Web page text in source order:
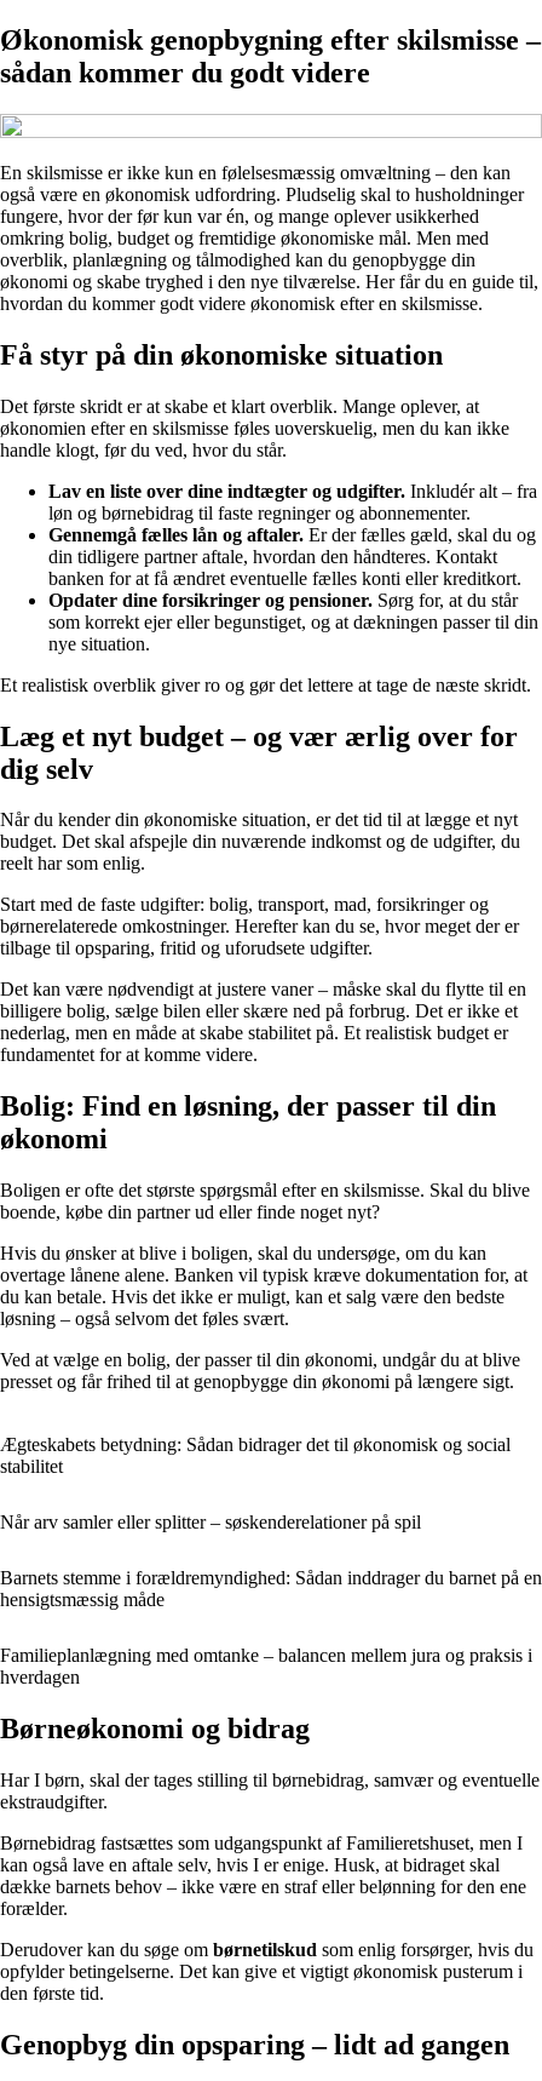
Økonomisk genopbygning efter skilsmisse –
sådan kommer du godt videre
En skilsmisse er ikke kun en følelsesmæssig omvæltning – den kan
også være en økonomisk udfordring. Pludselig skal to husholdninger
fungere, hvor der før kun var én, og mange oplever usikkerhed
omkring bolig, budget og fremtidige økonomiske mål. Men med
overblik, planlægning og tålmodighed kan du genopbygge din
økonomi og skabe tryghed i den nye tilværelse. Her får du en guide til,
hvordan du kommer godt videre økonomisk efter en skilsmisse.
Få styr på din økonomiske situation
Det første skridt er at skabe et klart overblik. Mange oplever, at
økonomien efter en skilsmisse føles uoverskuelig, men du kan ikke
handle klogt, før du ved, hvor du står.
Lav en liste over dine indtægter og udgifter. Inkludér alt – fra
løn og børnebidrag til faste regninger og abonnementer.
Gennemgå fælles lån og aftaler. Er der fælles gæld, skal du og
din tidligere partner aftale, hvordan den håndteres. Kontakt
banken for at få ændret eventuelle fælles konti eller kreditkort.
Opdater dine forsikringer og pensioner. Sørg for, at du står
som korrekt ejer eller begunstiget, og at dækningen passer til din
nye situation.
Et realistisk overblik giver ro og gør det lettere at tage de næste skridt.
Læg et nyt budget – og vær ærlig over for
dig selv
Når du kender din økonomiske situation, er det tid til at lægge et nyt
budget. Det skal afspejle din nuværende indkomst og de udgifter, du
reelt har som enlig.
Start med de faste udgifter: bolig, transport, mad, forsikringer og
børnerelaterede omkostninger. Herefter kan du se, hvor meget der er
tilbage til opsparing, fritid og uforudsete udgifter.
Det kan være nødvendigt at justere vaner – måske skal du flytte til en
billigere bolig, sælge bilen eller skære ned på forbrug. Det er ikke et
nederlag, men en måde at skabe stabilitet på. Et realistisk budget er
fundamentet for at komme videre.
Bolig: Find en løsning, der passer til din
økonomi
Boligen er ofte det største spørgsmål efter en skilsmisse. Skal du blive
boende, købe din partner ud eller finde noget nyt?
Hvis du ønsker at blive i boligen, skal du undersøge, om du kan
overtage lånene alene. Banken vil typisk kræve dokumentation for, at
du kan betale. Hvis det ikke er muligt, kan et salg være den bedste
løsning – også selvom det føles svært.
Ved at vælge en bolig, der passer til din økonomi, undgår du at blive
presset og får frihed til at genopbygge din økonomi på længere sigt.
Ægteskabets betydning: Sådan bidrager det til økonomisk og social
stabilitet
Når arv samler eller splitter – søskenderelationer på spil
Barnets stemme i forældremyndighed: Sådan inddrager du barnet på en
hensigtsmæssig måde
Familieplanlægning med omtanke – balancen mellem jura og praksis i
hverdagen
Børneøkonomi og bidrag
Har I børn, skal der tages stilling til børnebidrag, samvær og eventuelle
ekstraudgifter.
Børnebidrag fastsættes som udgangspunkt af Familieretshuset, men I
kan også lave en aftale selv, hvis I er enige. Husk, at bidraget skal
dække barnets behov – ikke være en straf eller belønning for den ene
forælder.
Derudover kan du søge om børnetilskud som enlig forsørger, hvis du
opfylder betingelserne. Det kan give et vigtigt økonomisk pusterum i
den første tid.
Genopbyg din opsparing – lidt ad gangen